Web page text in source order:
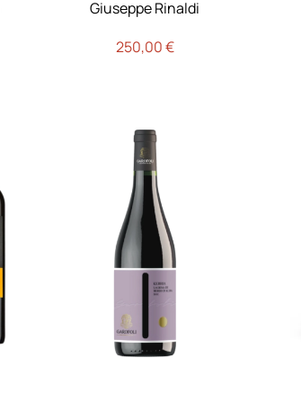
Giuseppe Rinaldi
250,00€